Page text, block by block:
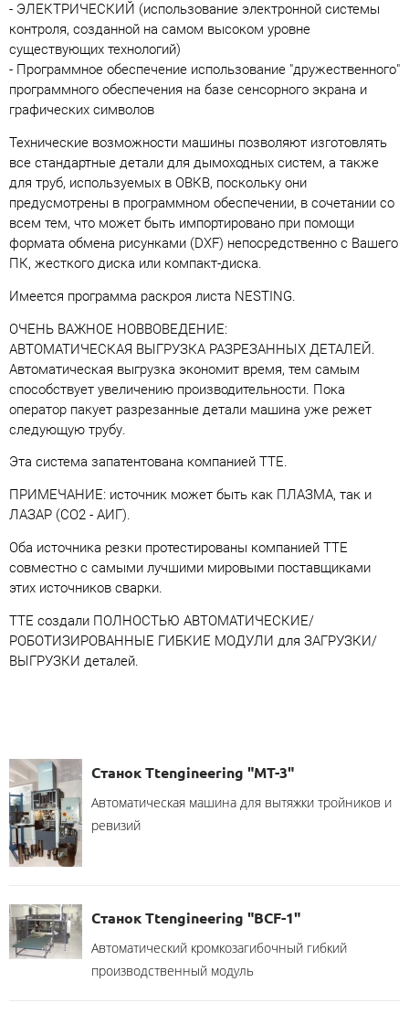
- ЭЛЕКТРИЧЕСКИЙ (использование электронной системы
контроля, созданной на самом высоком уровне
существующих технологий)
- Программное обеспечение использование "дружественного"
программного обеспечения на базе сенсорного экрана и
графических символов
Технические возможности машины позволяют изготовлять
все стандартные детали для дымоходных систем, а также
для труб, используемых в ОВКВ, поскольку они
предусмотрены в программном обеспечении, в сочетании со
всем тем, что может быть импортировано при помощи
формата обмена рисунками (DXF) непосредственно с Вашего
ПК, жесткого диска или компакт-диска.
Имеется программа раскроя листа NESTING.
ОЧЕНЬ ВАЖНОЕ НОВВОВЕДЕНИЕ:
АВТОМАТИЧЕСКАЯ ВЫГРУЗКА РАЗРЕЗАННЫХ ДЕТАЛЕЙ.
Автоматическая выгрузка экономит время, тем самым
способствует увеличению производительности. Пока
оператор пакует разрезанные детали машина уже режет
следующую трубу.
Эта система запатентована компанией TTE.
ПРИМЕЧАНИЕ: источник может быть как ПЛАЗМА, так и
ЛАЗАР (CO2 - АИГ).
Оба источника резки протестированы компанией ТТЕ
совместно с самыми лучшими мировыми поставщиками
этих источников сварки.
ТТЕ создали ПОЛНОСТЬЮ АВТОМАТИЧЕСКИЕ/
РОБОТИЗИРОВАННЫЕ ГИБКИЕ МОДУЛИ для ЗАГРУЗКИ/
ВЫГРУЗКИ деталей.
Станок Ttengineering "MT-3"
Автоматическая машина для вытяжки тройников и
ревизий
Станок Ttengineering "BCF-1"
Автоматический кромкозагибочный гибкий
производственный модуль